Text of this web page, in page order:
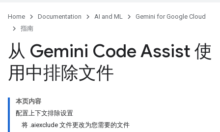
Home Documentation AI and ML
Gemini for Google Cloud
指南
从 Gemini Code Assist 使
用中排除文件
本页内容
配置上下文排除设置
将 .aiexclude 文件更改为您需要的文件